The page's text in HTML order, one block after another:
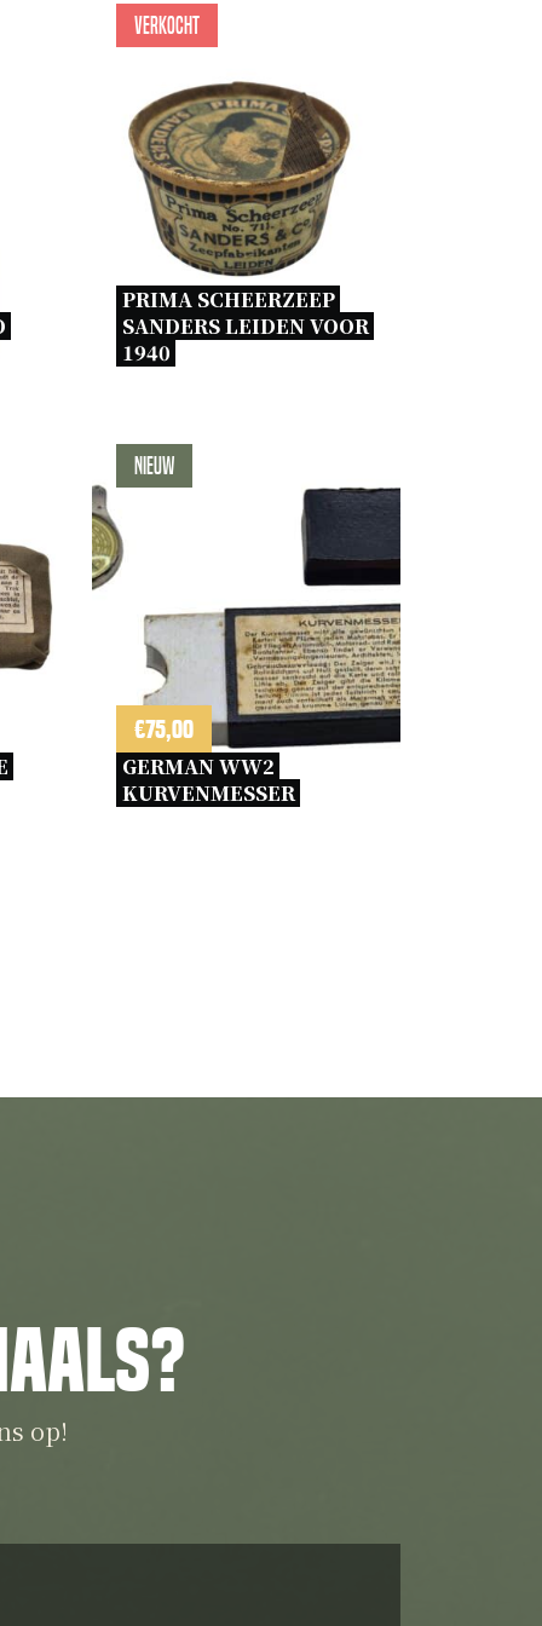
Verkocht
PRIMA SCHEERZEEP
SANDERS LEIDEN VOOR
1940
Nieuw
€75,00
GERMAN WW2
KURVENMESSER
op!